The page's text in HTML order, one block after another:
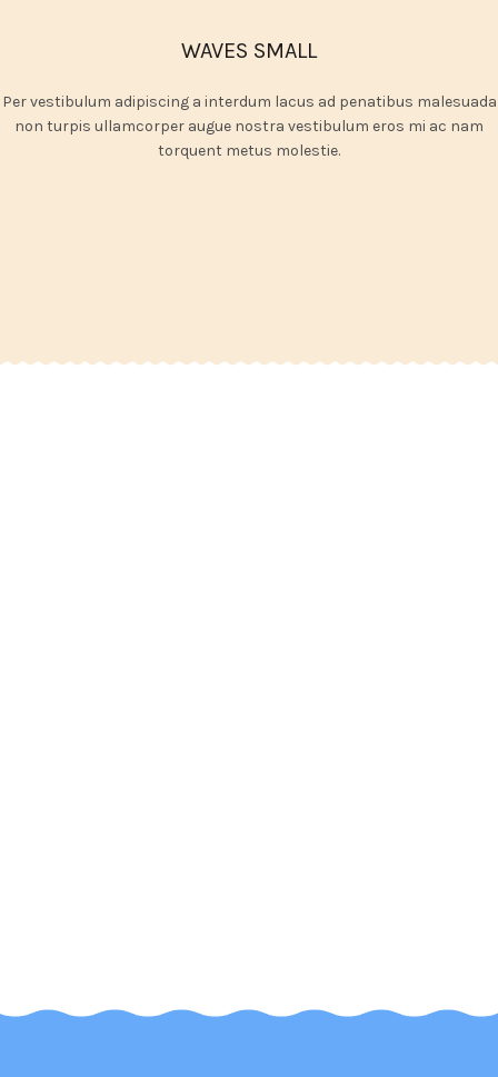
WAVES SMALL
Per vestibulum adipiscing a interdum lacus ad penatibus malesuada
non turpis ullamcorper augue nostra vestibulum eros mi ac nam
torquent metus molestie.